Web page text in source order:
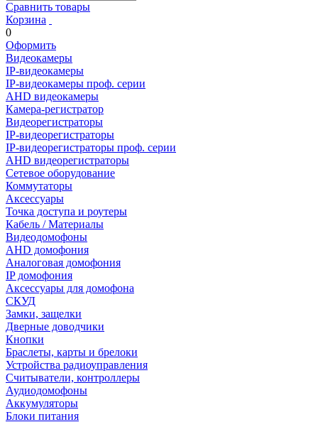
Сравнить товары
Корзина
0
Оформить
Видеокамеры
IP-видеокамеры
IP-видеокамеры проф. серии
AHD видеокамеры
Камера-регистратор
Видеорегистраторы
IP-видеорегистраторы
IP-видеорегистраторы проф. серии
AHD видеорегистраторы
Сетевое оборудование
Коммутаторы
Аксессуары
Точка доступа и роутеры
Кабель / Материалы
Видеодомофоны
AHD домофония
Аналоговая домофония
IP домофония
Аксессуары для домофона
СКУД
Замки, защелки
Дверные доводчики
Кнопки
Браслеты, карты и брелоки
Устройства радиоуправления
Считыватели, контроллеры
Аудиодомофоны
Аккумуляторы
Блоки питания